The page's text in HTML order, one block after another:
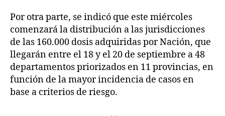
Por otra parte, se indicó que este miércoles
comenzará la distribución a las jurisdicciones
de las 160.000 dosis adquiridas por Nación, que
llegarán entre el 18 y el 20 de septiembre a 48
departamentos priorizados en 11 provincias, en
función de la mayor incidencia de casos en
base a criterios de riesgo.